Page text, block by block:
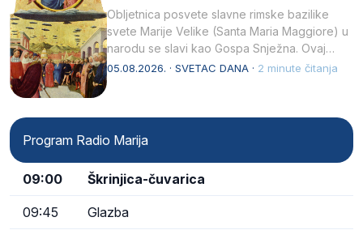
Obljetnica posvete slavne rimske bazilike
svete Marije Velike (Santa Maria Maggiore) u
narodu se slavi kao Gospa Snježna. Ovaj
naziv, Sancta Maria…
05.08.2026. · SVETAC DANA · 2 minute čitanja
Program Radio Marija
09:00 Škrinjica-čuvarica
09:45 Glazba